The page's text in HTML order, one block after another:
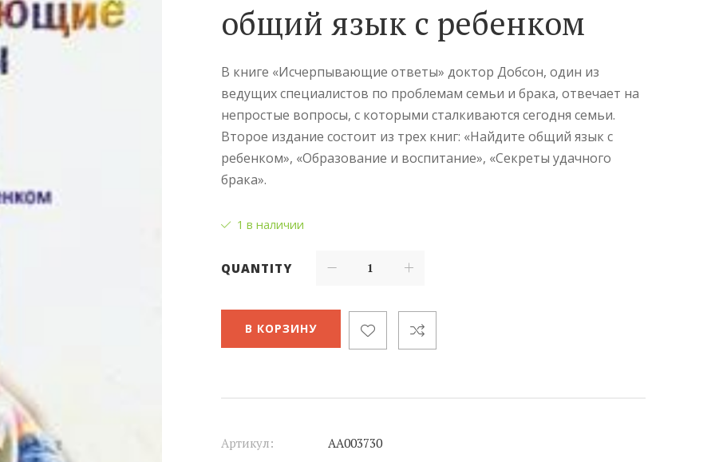
общий язык с ребенком
В книге «Исчерпывающие ответы» доктор Добсон, один из
ведущих специалистов по проблемам семьи и брака, отвечает на
непростые вопросы, с которыми сталкиваются сегодня семьи.
Второе издание состоит из трех книг: «Найдите общий язык с
ребенком», «Образование и воспитание», «Секреты удачного
брака».
1 в наличии
QUANTITY
В КОРЗИНУ
Артикул: АА003730